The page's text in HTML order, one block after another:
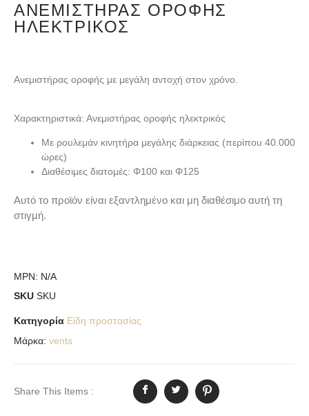
ΑΝΕΜΙΣΤΉΡΑΣ ΟΡΟΦΉΣ
ΗΛΕΚΤΡΙΚΌΣ
Ανεμιστήρας οροφής με μεγάλη αντοχή στον χρόνο.
Χαρακτηριστικά: Ανεμιστήρας οροφής ηλεκτρικός
Με ρουλεμάν κινητήρα μεγάλης διάρκειας (περίπου 40.000
ώρες)
Διαθέσιμες διατομές: Φ100 και Φ125
Αυτό το προϊόν είναι εξαντλημένο και μη διαθέσιμο αυτή τη
στιγμή.
MPN: N/A
SKU SKU
Κατηγορία Είδη προστασίας
Μάρκα: vents
Share This Items :